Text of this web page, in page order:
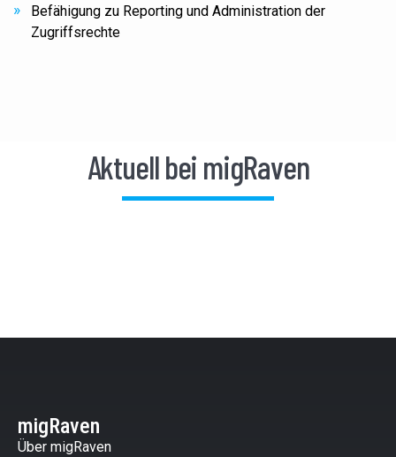
Befähigung zu Reporting und Administration der
Zugriffsrechte
Aktuell bei migRaven
migRaven
Über migRaven